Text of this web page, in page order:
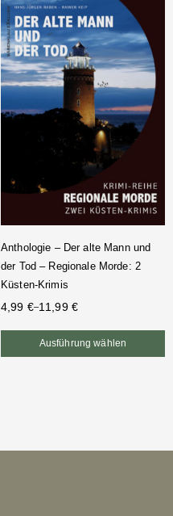
Anthologie – Der alte Mann und
der Tod – Regionale Morde: 2
Küsten-Krimis
4,99 €–11,99 €
Ausführung wählen